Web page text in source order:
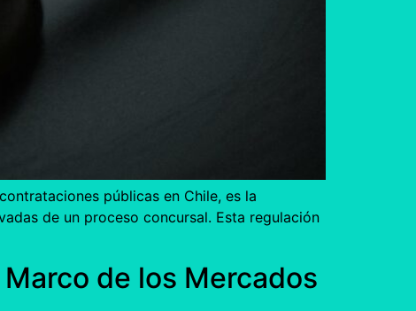
públicas en Chile, es la
de un proceso concursal. Esta regulación
de los Mercados